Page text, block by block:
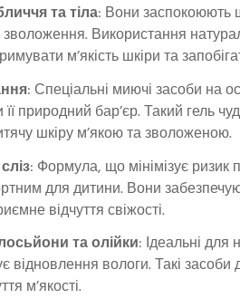
та тіла: Вони заспокоюють
Використання
м’якість шкіри та
: Спеціальні миючі засоби на
природний бар’єр. Такий гель
шкіру м’якою та зволоженою.
: Формула, що мінімізує
для дитини. Вони
відчуття свіжості.
та олійки: Ідеальні для
відновлення вологи. Такі
м’якості.